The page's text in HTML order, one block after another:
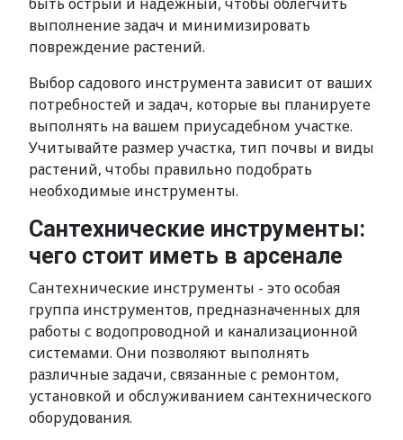
выполнение задач и минимизировать
повреждение растений.
Выбор садового инструмента зависит от ваших
потребностей и задач, которые вы планируете
выполнять на вашем приусадебном участке.
Учитывайте размер участка, тип почвы и виды
растений, чтобы правильно подобрать
необходимые инструменты.
Сантехнические инструменты:
чего стоит иметь в арсенале
Сантехнические инструменты - это особая
группа инструментов, предназначенных для
работы с водопроводной и канализационной
системами. Они позволяют выполнять
различные задачи, связанные с ремонтом,
установкой и обслуживанием сантехнического
оборудования.